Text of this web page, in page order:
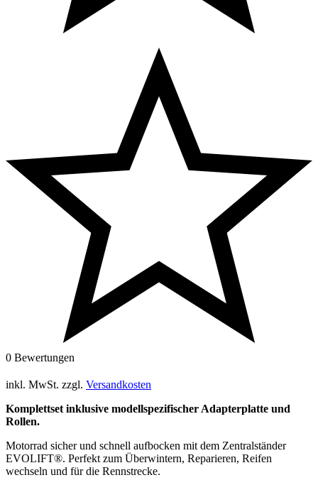
0 Bewertungen
inkl. MwSt. zzgl. Versandkosten
Komplettset inklusive modellspezifischer Adapterplatte und
Rollen.
Motorrad sicher und schnell aufbocken mit dem Zentralständer
EVOLIFT®. Perfekt zum Überwintern, Reparieren, Reifen
wechseln und für die Rennstrecke.